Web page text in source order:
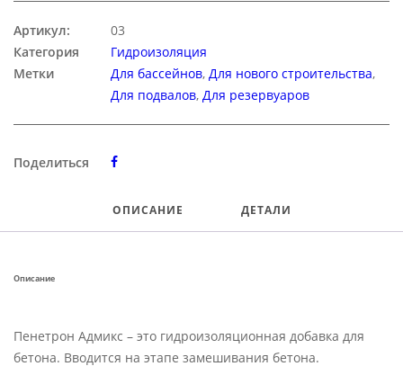
Артикул:
03
Категория
Гидроизоляция
Метки
Для бассейнов, Для нового строительства,
Для подвалов, Для резервуаров
Поделиться
ОПИСАНИЕ ДЕТАЛИ
Описание
Пенетрон Адмикс – это гидроизоляционная добавка для
бетона. Вводится на этапе замешивания бетона.